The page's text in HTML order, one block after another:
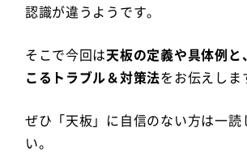
認識が違うようです。
そこで今回は天板の定義や具体例
こるトラブル＆対策法をお伝えしま
ぜひ「天板」に自信のない方は一読
い。